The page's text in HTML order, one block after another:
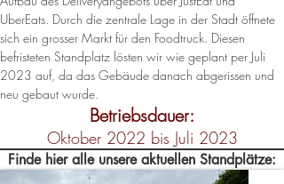
UberEats. Durch die zentrale Lage in der Stadt öffnete
sich ein grosser Markt für den Foodtruck. Diesen
befristeten Standplatz lösten wir wie geplant per Juli
2023 auf, da das Gebäude danach abgerissen und
neu gebaut wurde.
Betriebsdauer:
Oktober 2022 bis Juli 2023
Finde hier alle unsere aktuellen Standplätze: